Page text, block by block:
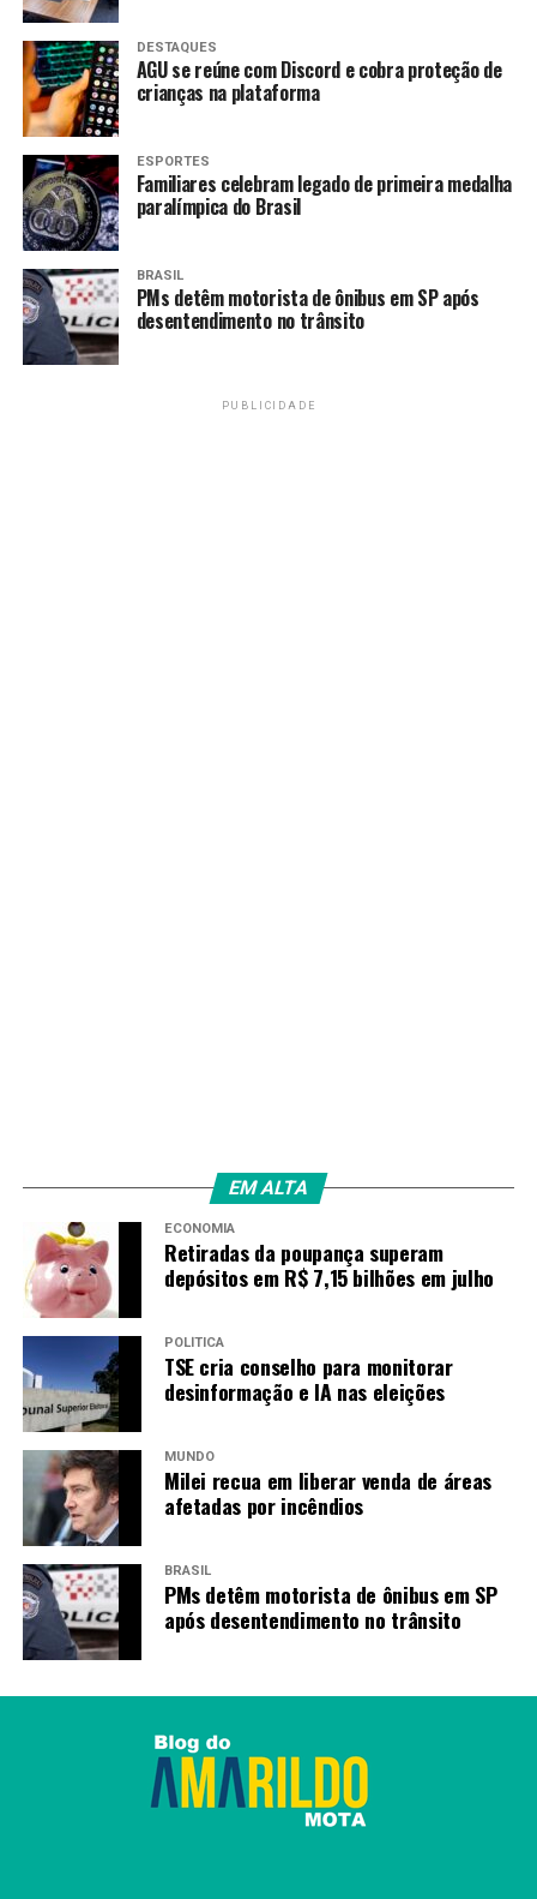
PRÓXIMO
Governo diz que vai acertar salários do programa Rio
Sem LGBTIfobia
RECENTES
Enare: inscrição para residência médica com pré-
requisito segue até 4ª
Amarildo Mota
DESTAQUES
AGU se reúne com Discord e cobra proteção de
crianças na plataforma
ESPORTES
Familiares celebram legado de primeira medalha
paralímpica do Brasil
BRASIL
PMs detêm motorista de ônibus em SP após
desentendimento no trânsito
PUBLICIDADE
EM ALTA
ECONOMIA
Retiradas da poupança superam
depósitos em R$ 7,15 bilhões em julho
POLÍTICA
TSE cria conselho para monitorar
desinformação e IA nas eleições
MUNDO
Milei recua em liberar venda de áreas
afetadas por incêndios
BRASIL
PMs detêm motorista de ônibus em SP
após desentendimento no trânsito